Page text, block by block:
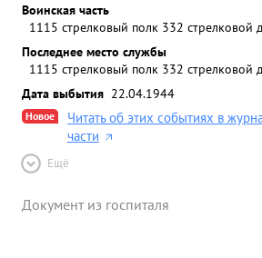
Воинская часть
1115 стрелковый полк 332 стрелковой
Последнее место службы
1115 стрелковый полк 332 стрелковой
Дата выбытия 22.04.1944
Новое
Читать об этих событиях в
части
Ещё
Документ из госпиталя